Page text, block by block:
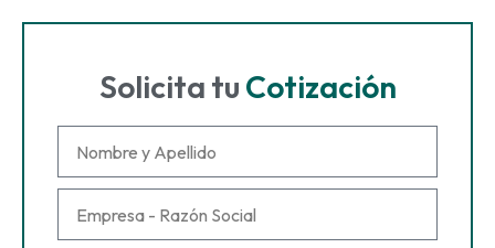
Solicita tu Cotización